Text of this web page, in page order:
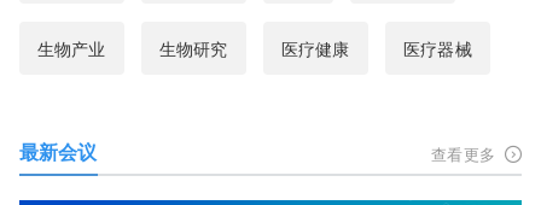
生物产业 生物研究 医疗健康 医疗器械
最新会议 查看更多